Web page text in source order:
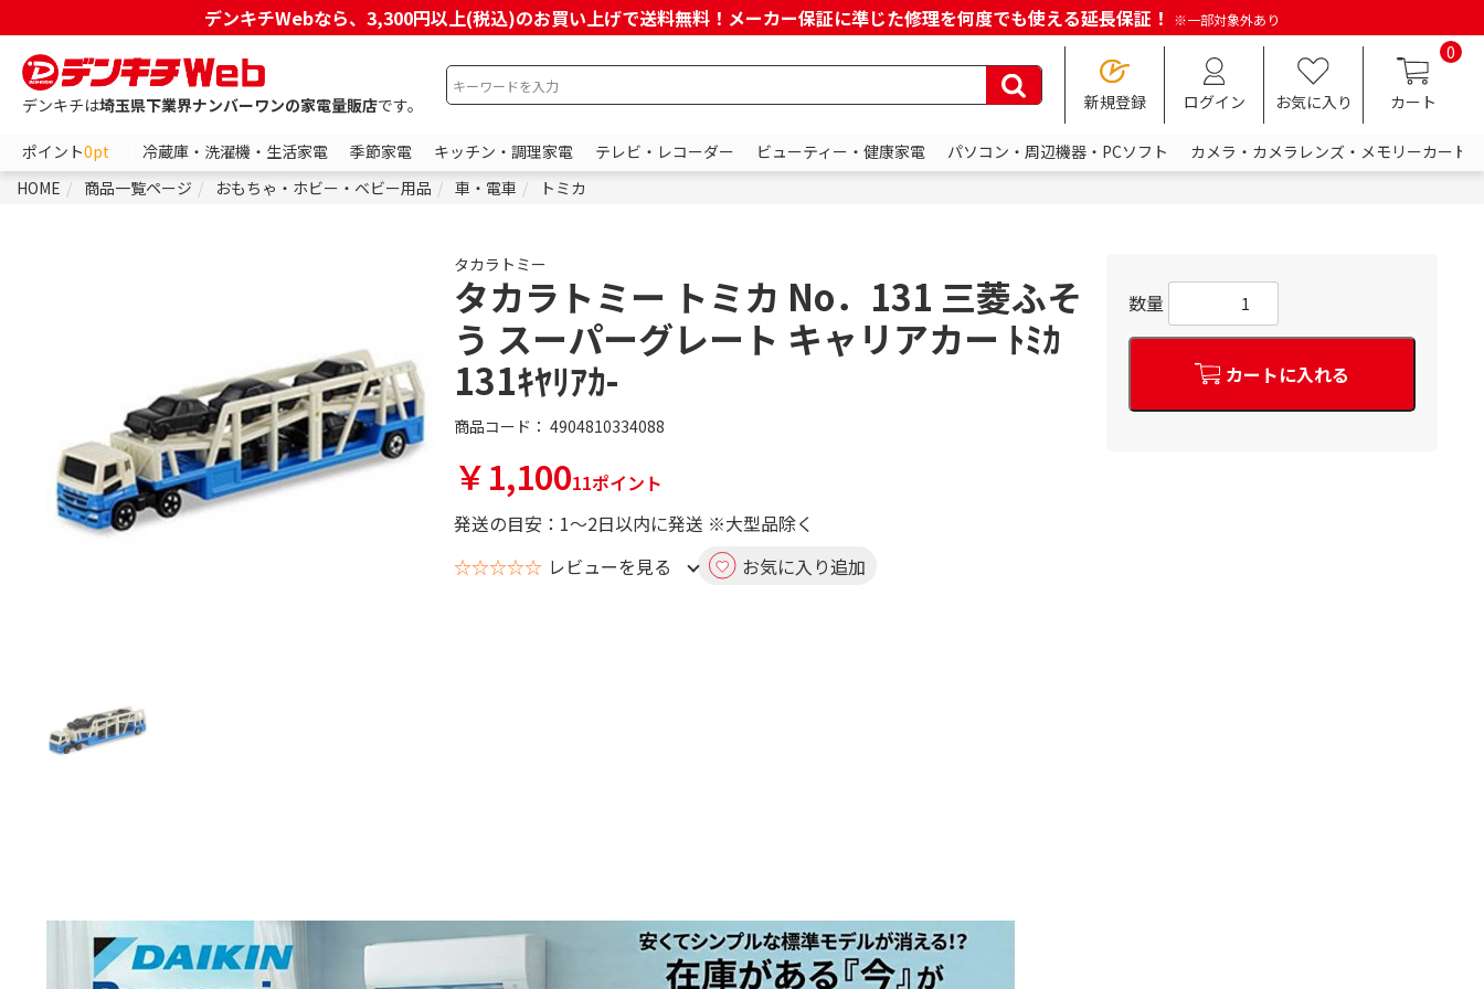
デンキチWebなら、3,300円以上(税込)のお買い上げで送料無料！メーカー保証に準じた修理を何度でも使える延長保証！ ※一部対象外あり
デンキチは埼玉県下業界ナンバーワンの家電量販店です。 新規登録 ログイン お気に入り
0
カート
ポイント0pt 冷蔵庫・洗濯機・生活家電 季節家電 キッチン・調理家電 テレビ・レコーダー ビューティー・健康家電 パソコン・周辺機器・PCソフト
カメラ・カメラレンズ・メモリーカード
HOME
商品一覧ページ おもちゃ・ホビー・ベビー用品 車・電車 トミカ
タカラトミー
タカラトミー トミカ No．131 三菱ふそ
う スーパーグレート キャリアカー ﾄﾐｶ
131ｷﾔﾘｱｶ-
商品コード： 4904810334088
￥1,10011ポイント
発送の目安：1～2日以内に発送 ※大型品除く
☆☆☆☆☆ レビューを見る お気に入り追加
数量
カートに入れる